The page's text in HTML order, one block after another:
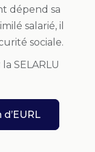
dépend sa
salarié, il
sociale.
SELARLU